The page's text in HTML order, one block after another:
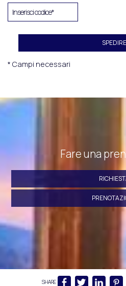
SPEDIRE
* Campi necessari
Fare una
SHARE